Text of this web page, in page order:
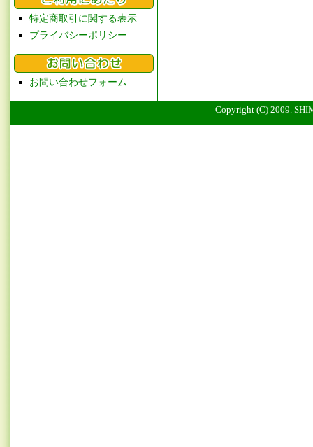
特定商取引に関する表示
プライバシーポリシー
お問い合わせフォーム
Copyright (C) 2009.